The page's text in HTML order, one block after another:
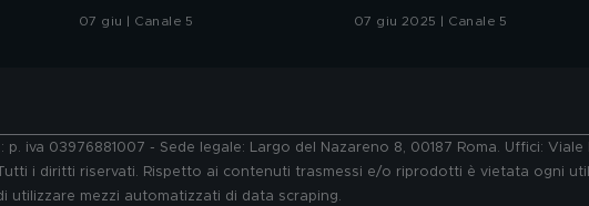
integrale
07 giu | Canale 5 07 giu 2025 | Canale 5
p. iva 03976881007 - Sede legale: Largo del Nazareno 8, 00187 Roma. Uffici:
i diritti riservati. Rispetto ai contenuti trasmessi e/o riprodotti è vietata ogni
mezzi automatizzati di data scraping.